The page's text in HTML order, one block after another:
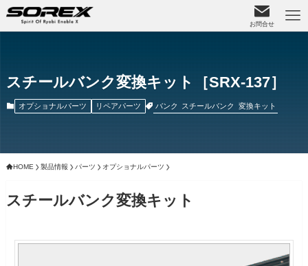
お問合せ
スチールバンク変換キット［SRX-137］
オプショナルパーツ リペアパーツ バンク スチールバンク 変換キット
HOME 製品情報 パーツ オプショナルパーツ
スチールバンク変換キット